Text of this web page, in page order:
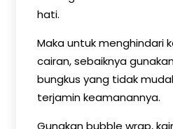
hati.
Maka untuk menghindari
cairan, sebaiknya
bungkus yang tidak
terjamin keamanannya.
Gunakan bubble wrap,